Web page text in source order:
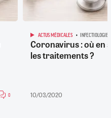
0
ACTUS MÉDICALES INFECTIOLOGIE
Coronavirus : où en
les traitements ?
10/03/2020